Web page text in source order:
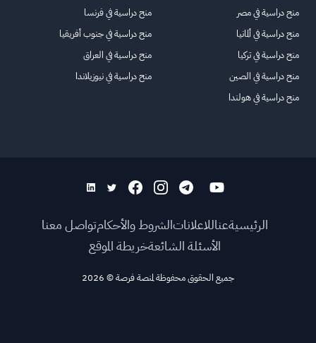
منح دراسية في مصر
منح دراسية في ألمانيا
منح دراسية في تركيا
منح دراسية في الصين
منح دراسية في هولندا
منح دراسية في فرنسا
منح دراسية في جنوب أفريقيا
منح دراسية في العراق
منح دراسية في نيوزيلاندا
الرئيسيةعناللاعلاناتالشروط والأحكامتواصل معنا
الأسئلة الشائعةخريطة الموقع
جميع الحقوق محفوظة لمنصة فرصة©
2026